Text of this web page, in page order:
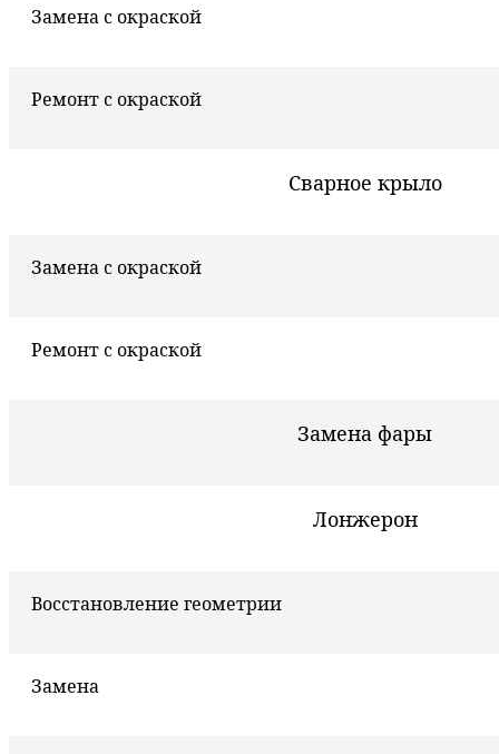
Замена с окраской
Ремонт с окраской
Сварное крыло
Замена с окраской
Ремонт с окраской
Замена фары
Лонжерон
Восстановление геометрии
Замена